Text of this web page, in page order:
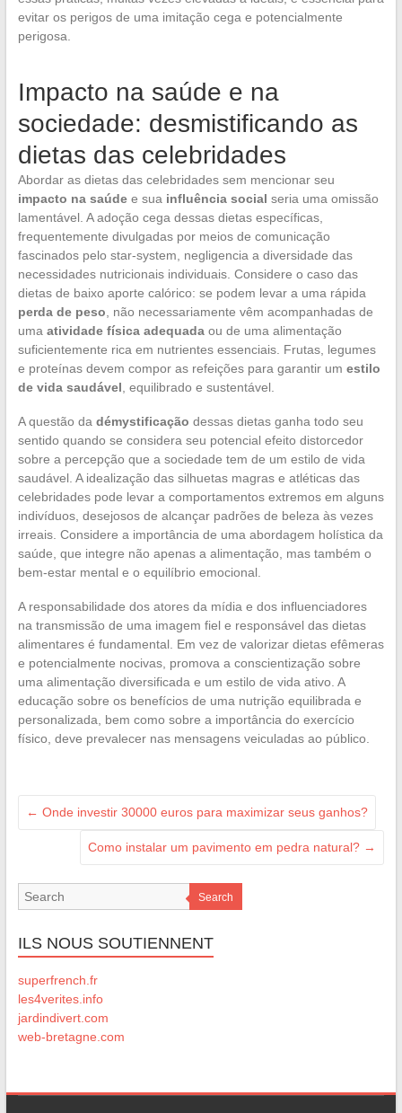
evitar os perigos de uma imitação cega e potencialmente
perigosa.
Impacto na saúde e na
sociedade: desmistificando as
dietas das celebridades
Abordar as dietas das celebridades sem mencionar seu
impacto na saúdee sua influência social seria uma omissão
lamentável. A adoção cega dessas dietas específicas,
frequentemente divulgadas por meios de comunicação
fascinados pelo star-system, negligencia a diversidade das
necessidades nutricionais individuais. Considere o caso das
dietas de baixo aporte calórico: se podem levar a uma rápida
perda de peso , não necessariamente vêm acompanhadas de
uma atividade física adequadaou de uma alimentação
suficientemente rica em nutrientes essenciais. Frutas, legumes
e proteínas devem compor as refeições para garantir um estilo
de vida saudável , equilibrado e sustentável.
A questão da démystificação dessas dietas ganha todo seu
sentido quando se considera seu potencial efeito distorcedor
sobre a percepção que a sociedade tem de um estilo de vida
saudável. A idealização das silhuetas magras e atléticas das
celebridades pode levar a comportamentos extremos em alguns
indivíduos, desejosos de alcançar padrões de beleza às vezes
irreais. Considere a importância de uma abordagem holística da
saúde, que integre não apenas a alimentação, mas também o
bem-estar mental e o equilíbrio emocional.
A responsabilidade dos atores da mídia e dos influenciadores
na transmissão de uma imagem fiel e responsável das dietas
alimentares é fundamental. Em vez de valorizar dietas efêmeras
e potencialmente nocivas, promova a conscientização sobre
uma alimentação diversificada e um estilo de vida ativo. A
educação sobre os benefícios de uma nutrição equilibrada e
personalizada, bem como sobre a importância do exercício
físico, deve prevalecer nas mensagens veiculadas ao público.
← Onde investir 30000 euros para maximizar seus ganhos?
Como instalar um pavimento em pedra natural? →
Search
ILS NOUS SOUTIENNENT
superfrench.fr
les4verites.info
jardindivert.com
web-bretagne.com